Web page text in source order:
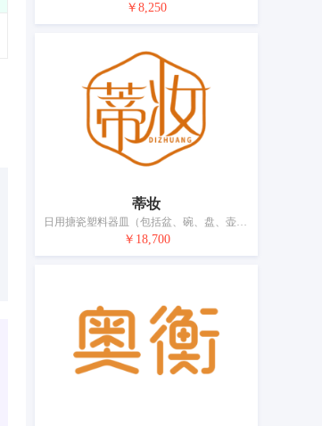
￥8,250
蒂妆
日用搪瓷塑料器皿（包括盆、碗、盘、壶、杯）；水晶工艺品；晾衣架；刷子；牙刷；化妆用具；卸妆器具；睫毛刷；粉扑；手动清洁器具
￥18,700